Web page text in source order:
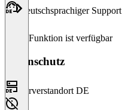
Deutschsprachiger Support
Diese Funktion ist verfügbar
Datenschutz
Serverstandort DE